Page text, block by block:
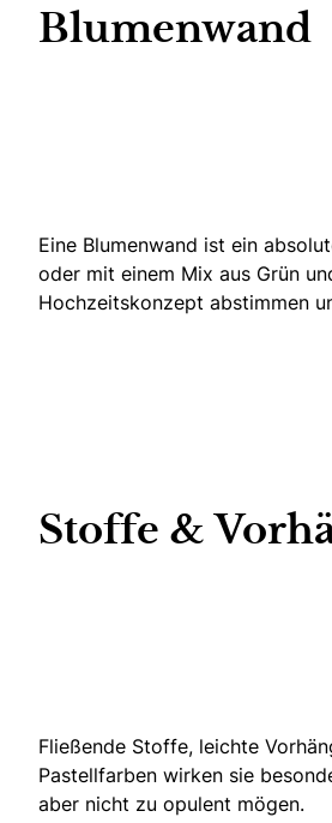
Blumenwand
Eine Blumenwand ist ein
oder mit einem Mix aus Grün
Hochzeitskonzept abstimmen
Stoffe &
Fließende Stoffe, leichte
Pastellfarben wirken sie
aber nicht zu opulent mögen.